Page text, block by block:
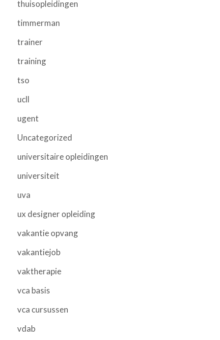
thuisopleidingen
timmerman
trainer
training
tso
ucll
ugent
Uncategorized
universitaire opleidingen
universiteit
uva
ux designer opleiding
vakantie opvang
vakantiejob
vaktherapie
vca basis
vca cursussen
vdab